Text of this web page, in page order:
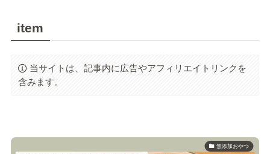
item
当サイトは、記事内に広告やアフィリエイトリンクを
含みます。
無添加おやつ